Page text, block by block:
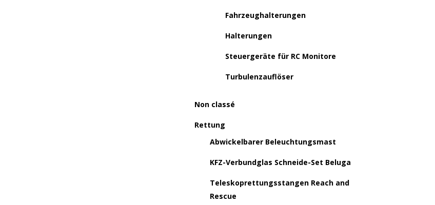
Fahrzeughalterungen
Halterungen
Steuergeräte für RC Monitore
Turbulenzauflöser
Non classé
Rettung
Abwickelbarer Beleuchtungsmast
KFZ-Verbundglas Schneide-Set Beluga
Teleskoprettungsstangen Reach and
Rescue